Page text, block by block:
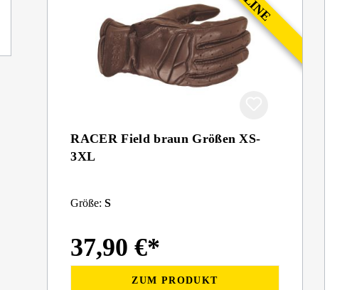
RACER Field braun Größen XS-
3XL
Größe:S
37,90 €*
ZUM PRODUKT